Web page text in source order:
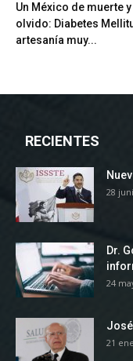
Un México de muerte y
olvido: Diabetes
artesanía muy...
RECIENTES
28
Dr.
24
21